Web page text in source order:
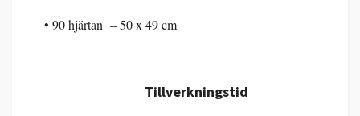
• 90 hjärtan – 50 x 49 cm
Tillverkningstid